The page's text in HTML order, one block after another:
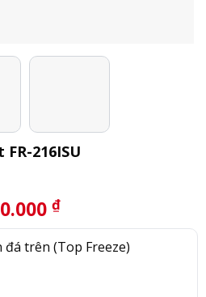
216ISU
₫.
₫Giá
hiện
tại
đá trên (Top Freeze)